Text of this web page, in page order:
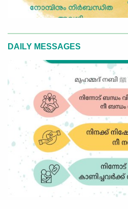
DAILY MESSAGES